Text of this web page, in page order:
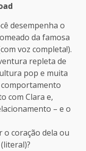
desempenha o
da famosa
voz completa!).
repleta de
pop e muita
comportamento
com Clara e,
– e o
o coração dela ou